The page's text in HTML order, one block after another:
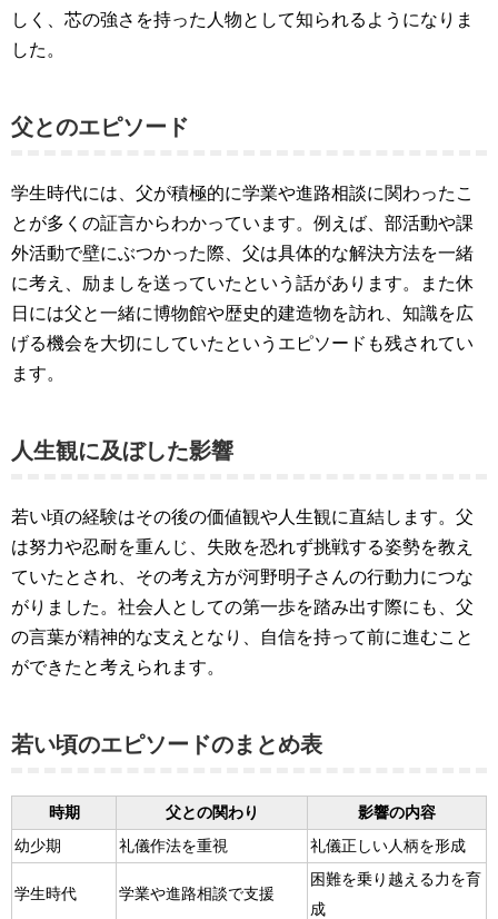
しく、芯の強さを持った人物として知られるようになりま
した。
父とのエピソード
学生時代には、父が積極的に学業や進路相談に関わったこ
とが多くの証言からわかっています。例えば、部活動や課
外活動で壁にぶつかった際、父は具体的な解決方法を一緒
に考え、励ましを送っていたという話があります。また休
日には父と一緒に博物館や歴史的建造物を訪れ、知識を広
げる機会を大切にしていたというエピソードも残されてい
ます。
人生観に及ぼした影響
若い頃の経験はその後の価値観や人生観に直結します。父
は努力や忍耐を重んじ、失敗を恐れず挑戦する姿勢を教え
ていたとされ、その考え方が河野明子さんの行動力につな
がりました。社会人としての第一歩を踏み出す際にも、父
の言葉が精神的な支えとなり、自信を持って前に進むこと
ができたと考えられます。
若い頃のエピソードのまとめ表
時期 父との関わり
影響の内容
幼少期
礼儀作法を重視 礼儀正しい人柄を形成
学生時代 学業や進路相談で支援
困難を乗り越える力を育
成